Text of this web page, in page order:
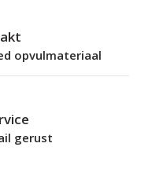
opvulmateriaal
gerust